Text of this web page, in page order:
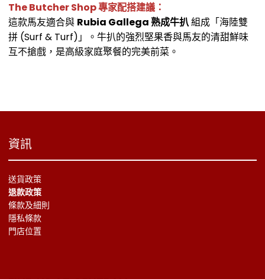
The Butcher Shop 專家配搭建議：
這款馬友適合與 Rubia Gallega 熟成牛扒組成「海陸雙
拼 (Surf & Turf)」。牛扒的強烈堅果香與馬友的清甜鮮味
互不搶戲，是高級家庭聚餐的完美前菜。
資訊
送貨政策
退款政策
條款及細則
隱私條款
門店位置